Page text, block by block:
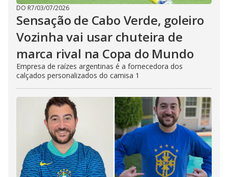
DO R7/03/07/2026
Sensação de Cabo Verde, goleiro
Vozinha vai usar chuteira de
marca rival na Copa do Mundo
Empresa de raízes argentinas é a fornecedora dos
calçados personalizados do camisa 1